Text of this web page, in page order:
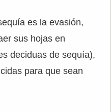
es la evasión,
sus hojas en
deciduas de sequía),
para que sean